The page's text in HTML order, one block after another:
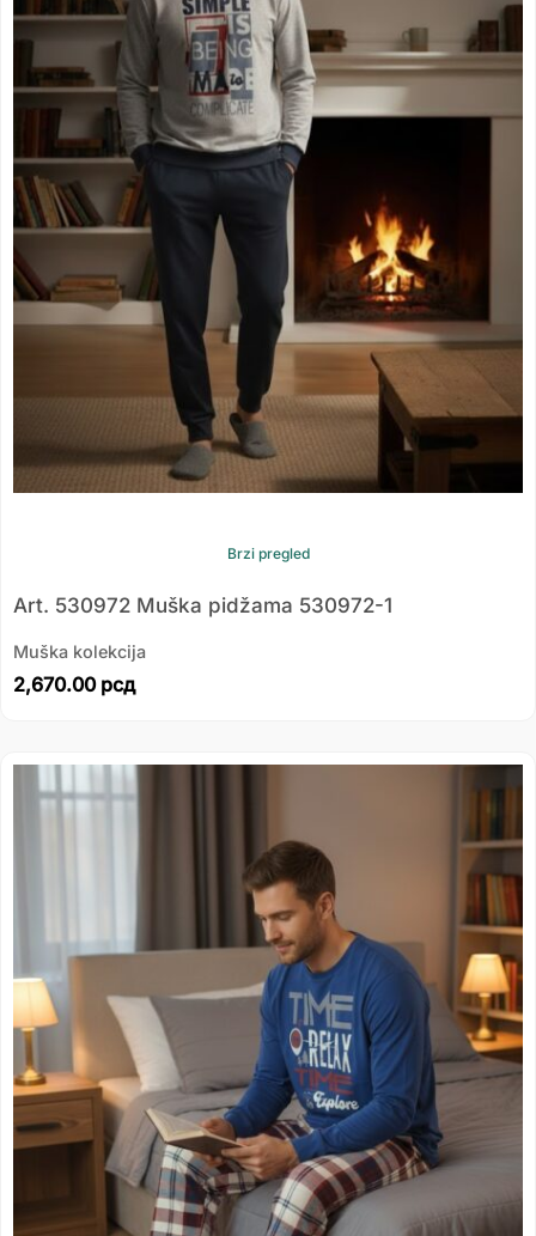
Brzi pregled
Art. 530972 Muška pidžama 530972-1
Muška kolekcija
2,670.00 рсд